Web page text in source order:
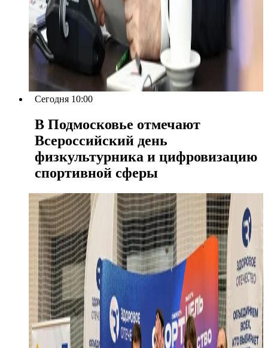
Сегодня 10:00
В Подмосковье отмечают
Всероссийский день
физкультурника и цифровизацию
спортивной сферы